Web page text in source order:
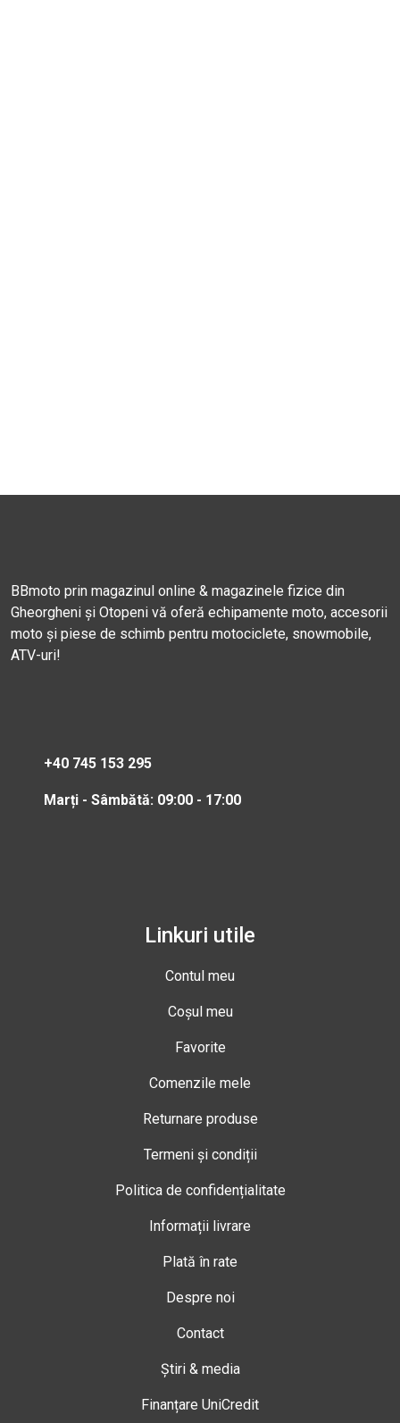
BBmoto prin magazinul online & magazinele fizice din
Gheorgheni și Otopeni vă oferă echipamente moto, accesorii
moto și piese de schimb pentru motociclete, snowmobile,
ATV-uri!
+40 745 153 295
Marți - Sâmbătă: 09:00 - 17:00
Linkuri utile
Contul meu
Coșul meu
Favorite
Comenzile mele
Returnare produse
Termeni și condiții
Politica de confidențialitate
Informații livrare
Plată în rate
Despre noi
Contact
Știri & media
Finanțare UniCredit